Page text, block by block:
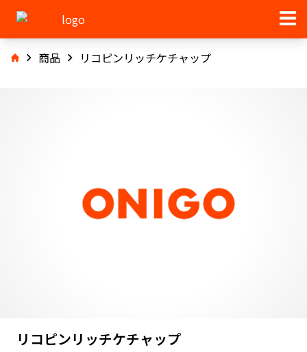
商品 リコピンリッチケチャップ
リコピンリッチケチャップ